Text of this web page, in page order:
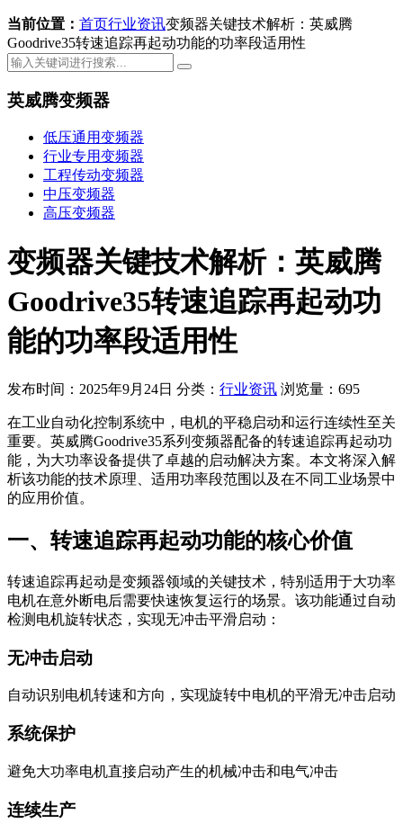
当前位置： 首页行业资讯变频器关键技术解析：英威腾
Goodrive35转速追踪再起动功能的功率段适用性
英威腾变频器
低压通用变频器
行业专用变频器
工程传动变频器
中压变频器
高压变频器
变频器关键技术解析：英威腾
Goodrive35转速追踪再起动功
能的功率段适用性
发布时间：2025年9月24日 分类： 行业资讯 浏览量：695
在工业自动化控制系统中，电机的平稳启动和运行连续性至关
重要。英威腾Goodrive35系列变频器配备的转速追踪再起动功
能，为大功率设备提供了卓越的启动解决方案。本文将深入解
析该功能的技术原理、适用功率段范围以及在不同工业场景中
的应用价值。
一、转速追踪再起动功能的核心价值
转速追踪再起动是变频器领域的关键技术，特别适用于大功率
电机在意外断电后需要快速恢复运行的场景。该功能通过自动
检测电机旋转状态，实现无冲击平滑启动：
无冲击启动
自动识别电机转速和方向，实现旋转中电机的平滑无冲击启动
系统保护
避免大功率电机直接启动产生的机械冲击和电气冲击
连续生产